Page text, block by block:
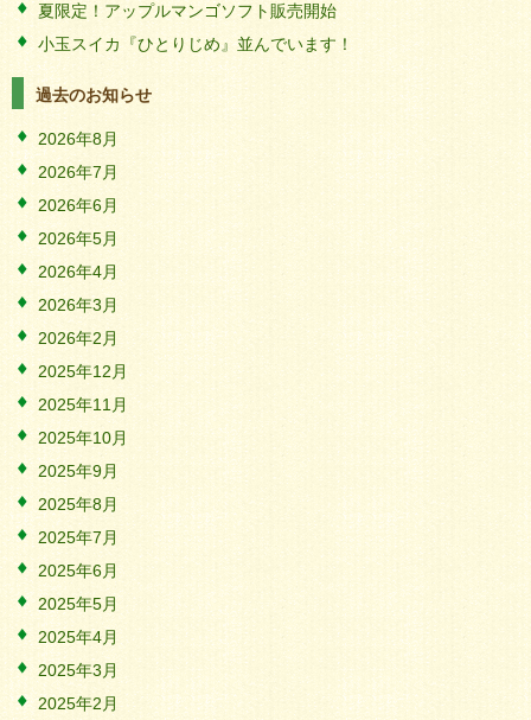
夏限定！アップルマンゴソフト販売開始
小玉スイカ『ひとりじめ』並んでいます！
過去のお知らせ
2026年8月
2026年7月
2026年6月
2026年5月
2026年4月
2026年3月
2026年2月
2025年12月
2025年11月
2025年10月
2025年9月
2025年8月
2025年7月
2025年6月
2025年5月
2025年4月
2025年3月
2025年2月